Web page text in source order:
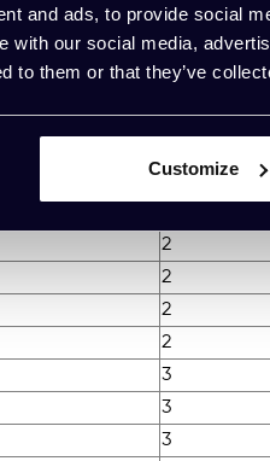
and ads, to provide social
with our social media,
to them or that they’ve
Customize
Stofgroep
1
1
2
2
2
2
3
3
3